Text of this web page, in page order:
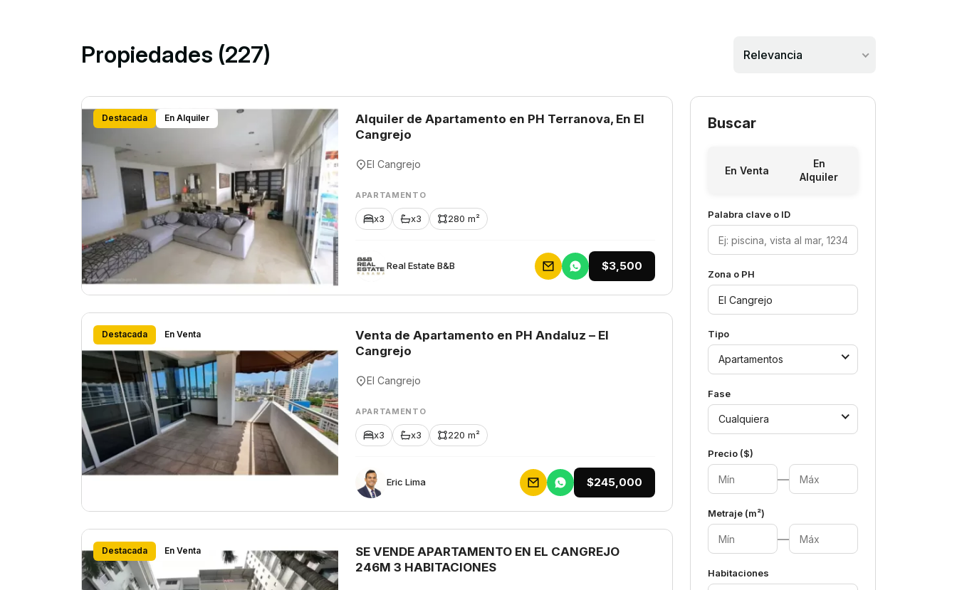
Propiedades (227) Relevancia
Destacada En Alquiler
Alquiler de Apartamento en PH Terranova, En El
Cangrejo
El Cangrejo
APARTAMENTO
x3 x3 280 m²
Rеаl Еstаtе В&В $3,500
Destacada En Venta
Venta de Apartamento en PH Andaluz – El
Cangrejo
El Cangrejo
APARTAMENTO
x3 x3 220 m²
Eric Lima $245,000
Destacada En Venta
SE VENDE APARTAMENTO EN EL CANGREJO
246M 3 HABITACIONES
Buscar
En Venta
En
Alquiler
Palabra clave o ID
Zona o PH
Tipo
Apartamentos
Fase
Cualquiera
Precio ($)
—
Metraje (m²)
—
Habitaciones